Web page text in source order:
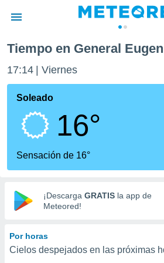
de
ha sido
calidad.
a este
las
y
digital
basada
Tiempo en General
17:14 Viernes
Soleado
16°
Sensación de 16°
¡Descarga GRATIS la app de
Meteored!
Por horas
Cielos despejados en las próximas